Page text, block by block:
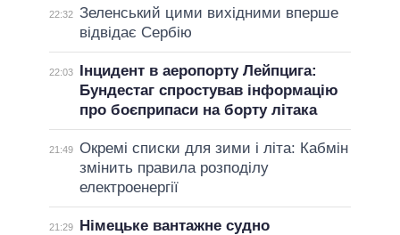
22:32 Зеленський цими вихідними вперше
відвідає Сербію
22:03
Інцидент в аеропорту Лейпцига:
Бундестаг спростував інформацію
про боєприпаси на борту літака
21:49 Окремі списки для зими і літа: Кабмін
змінить правила розподілу
електроенергії
21:29
Німецьке вантажне судно